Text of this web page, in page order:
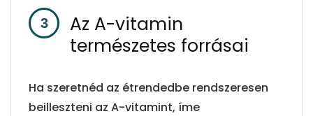
Az A-vitamin
természetes forrásai
Ha szeretnéd az étrendedbe rendszeresen
beilleszteni az A-vitamint, íme